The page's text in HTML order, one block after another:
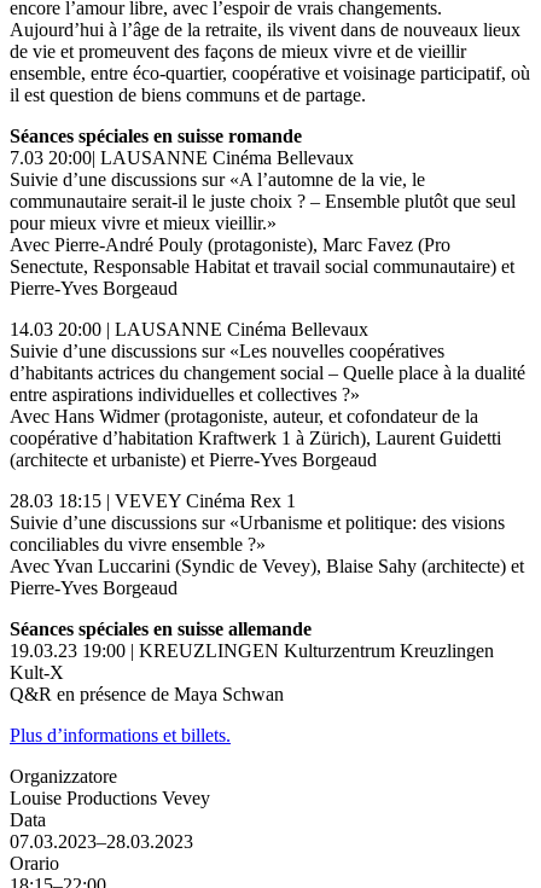
encore l’amour libre, avec l’espoir de vrais changements.
Aujourd’hui à l’âge de la retraite, ils vivent dans de nouveaux lieux
de vie et promeuvent des façons de mieux vivre et de vieillir
ensemble, entre éco-quartier, coopérative et voisinage participatif, où
il est question de biens communs et de partage.
Séances spéciales en suisse romande
7.03 20:00| LAUSANNE Cinéma Bellevaux
Suivie d’une discussions sur «A l’automne de la vie, le
communautaire serait-il le juste choix ? – Ensemble plutôt que seul
pour mieux vivre et mieux vieillir.»
Avec Pierre-André Pouly (protagoniste), Marc Favez (Pro
Senectute, Responsable Habitat et travail social communautaire) et
Pierre-Yves Borgeaud
14.03 20:00 | LAUSANNE Cinéma Bellevaux
Suivie d’une discussions sur «Les nouvelles coopératives
d’habitants actrices du changement social – Quelle place à la dualité
entre aspirations individuelles et collectives ?»
Avec Hans Widmer (protagoniste, auteur, et cofondateur de la
coopérative d’habitation Kraftwerk 1 à Zürich), Laurent Guidetti
(architecte et urbaniste) et Pierre-Yves Borgeaud
28.03 18:15 | VEVEY Cinéma Rex 1
Suivie d’une discussions sur «Urbanisme et politique: des visions
conciliables du vivre ensemble ?»
Avec Yvan Luccarini (Syndic de Vevey), Blaise Sahy (architecte) et
Pierre-Yves Borgeaud
Séances spéciales en suisse allemande
19.03.23 19:00 | KREUZLINGEN Kulturzentrum Kreuzlingen
Kult-X
Q&R en présence de Maya Schwan
Plus d’informations et billets.
Organizzatore
Louise Productions Vevey
Data
07.03.2023–28.03.2023
Orario